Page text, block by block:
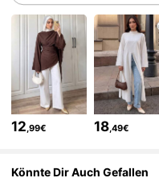
4,77 3M Follower
4,77 3M Follower
12,99€ 18,49€
Könnte Dir Auch Gefallen